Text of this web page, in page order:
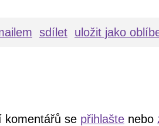
sdílet uložit jako
komentářů se přihlašte nebo